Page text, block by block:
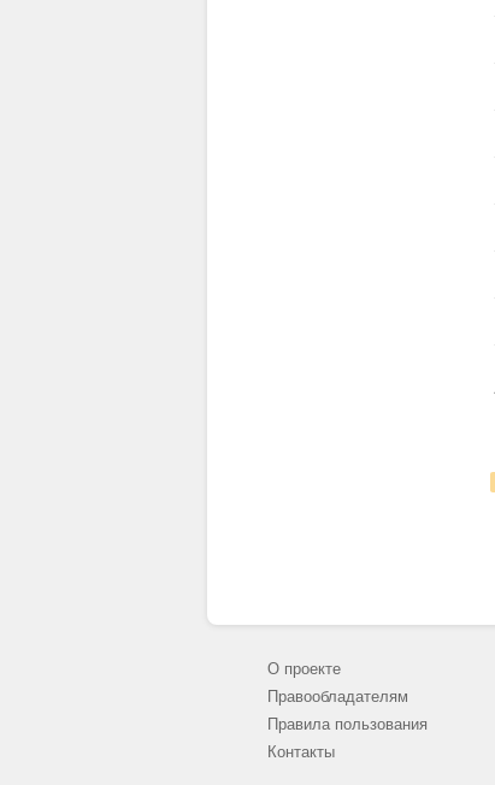
О проекте
Правообладателям
Правила пользования
Контакты